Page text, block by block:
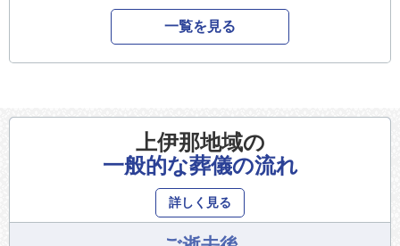
一覧を見る
上伊那地域の
一般的な葬儀の流れ
詳しく見る